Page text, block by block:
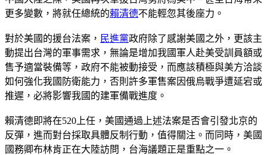
更多變數，將就任總統的賴清德不能輕忽其後座力。
對於美國的援台法案， 民進黨政府除了感謝美國之外，更該主
動提出台灣的軍事需求，無論是增加我國軍人赴美受訓員額或
售予適當裝備等，政府不能被動接受，而應該積極與美方洽談
如何強化我國防衛能力，否則許多軍售案因俄烏戰爭遭延宕或
推遲，必將影響我國的建軍備戰進度。
賴清德即將在520上任，美國通過上述法案是否會引發北京的
反彈，進而對台採取具體反制行動，值得關注。而同時，美國
國務卿布林肯正在大陸訪問，台海議題正是重點之一。